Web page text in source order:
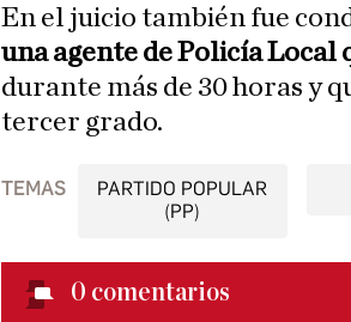
En el juicio también fue
una agente de Policía
durante más de 30 horas y
tercer grado.
TEMAS
PARTIDO POPULAR
(PP)
0 comentarios